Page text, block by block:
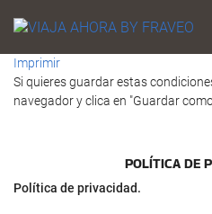
Imprimir
Si quieres guardar estas
navegador y clica en "Guardar
POLÍTICA DE
Política de privacidad.